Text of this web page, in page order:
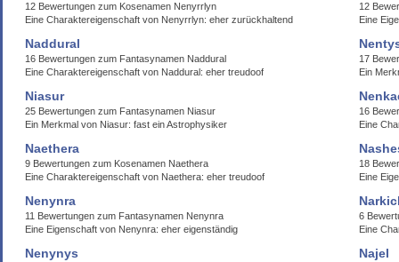
12 Bewertungen zum Kosenamen Nenyrrlyn
Eine Charaktereigenschaft von Nenyrrlyn: eher zurückhaltend
12
Eine
Naddural
16 Bewertungen zum Fantasynamen Naddural
Eine Charaktereigenschaft von Naddural: eher treudoof
17
Ein
Niasur
25 Bewertungen zum Fantasynamen Niasur
Ein Merkmal von Niasur: fast ein Astrophysiker
16
Eine
Naethera
9 Bewertungen zum Kosenamen Naethera
Eine Charaktereigenschaft von Naethera: eher treudoof
18
Eine
Nenynra
11 Bewertungen zum Fantasynamen Nenynra
Eine Eigenschaft von Nenynra: eher eigenständig
6
Eine
Nenynys Najel